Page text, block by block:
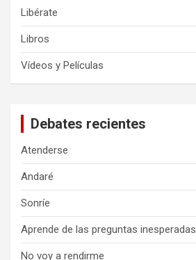
Libérate
Libros
Vídeos y Películas
Debates recientes
Atenderse
Andaré
Sonríe
Aprende de las preguntas inesperadas
No voy a rendirme